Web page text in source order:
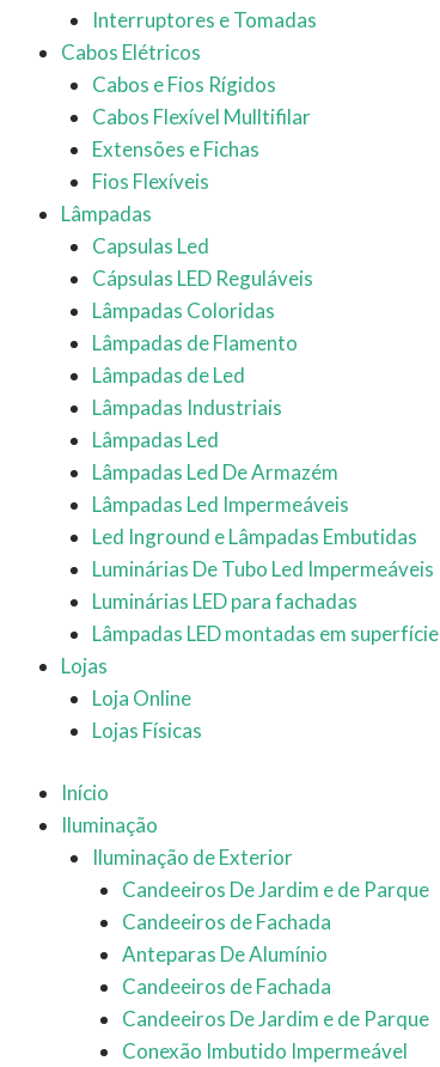
Interruptores e Tomadas
Cabos Elétricos
Cabos e Fios Rígidos
Cabos Flexível Mulltifilar
Extensões e Fichas
Fios Flexíveis
Lâmpadas
Capsulas Led
Cápsulas LED Reguláveis
Lâmpadas Coloridas
Lâmpadas de Flamento
Lâmpadas de Led
Lâmpadas Industriais
Lâmpadas Led
Lâmpadas Led De Armazém
Lâmpadas Led Impermeáveis
Led Inground e Lâmpadas Embutidas
Luminárias De Tubo Led Impermeáveis
Luminárias LED para fachadas
Lâmpadas LED montadas em superfície
Lojas
Loja Online
Lojas Físicas
Início
Iluminação
Iluminação de Exterior
Candeeiros De Jardim e de Parque
Candeeiros de Fachada
Anteparas De Alumínio
Candeeiros de Fachada
Candeeiros De Jardim e de Parque
Conexão Imbutido Impermeável